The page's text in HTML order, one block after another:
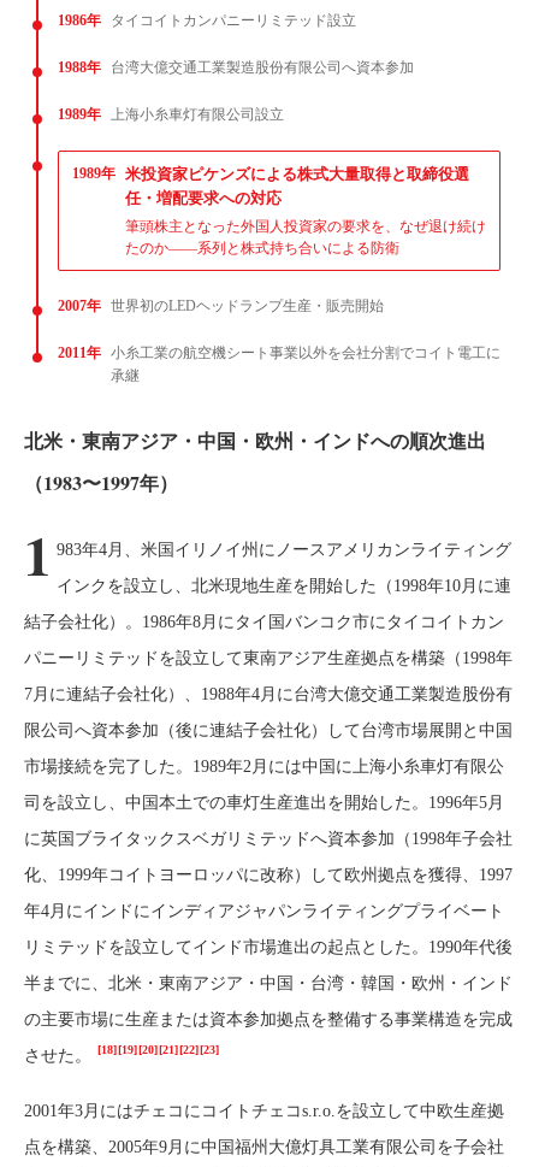
1986年 タイコイトカンパニーリミテッド設立
1988年 台湾大億交通工業製造股份有限公司へ資本参加
1989年 上海小糸車灯有限公司設立
1989年 米投資家ピケンズによる株式大量取得と取締役選
任・増配要求への対応
筆頭株主となった外国人投資家の要求を、なぜ退け続け
たのか——系列と株式持ち合いによる防衛
2007年 世界初のLEDヘッドランプ生産・販売開始
2011年 小糸工業の航空機シート事業以外を会社分割でコイト電工に
承継
北米・東南アジア・中国・欧州・インドへの順次進出
（1983〜1997年）
1 983年4月、米国イリノイ州にノースアメリカンライティング
インクを設立し、北米現地生産を開始した（1998年10月に連
結子会社化）。1986年8月にタイ国バンコク市にタイコイトカン
パニーリミテッドを設立して東南アジア生産拠点を構築（1998年
7月に連結子会社化）、1988年4月に台湾大億交通工業製造股份有
限公司へ資本参加（後に連結子会社化）して台湾市場展開と中国
市場接続を完了した。1989年2月には中国に上海小糸車灯有限公
司を設立し、中国本土での車灯生産進出を開始した。1996年5月
に英国ブライタックスベガリミテッドへ資本参加（1998年子会社
化、1999年コイトヨーロッパに改称）して欧州拠点を獲得、1997
年4月にインドにインディアジャパンライティングプライベート
リミテッドを設立してインド市場進出の起点とした。1990年代後
半までに、北米・東南アジア・中国・台湾・韓国・欧州・インド
の主要市場に生産または資本参加拠点を整備する事業構造を完成
させた。
[18][19][20][21][22][23]
2001年3月にはチェコにコイトチェコs.r.o.を設立して中欧生産拠
点を構築、2005年9月に中国福州大億灯具工業有限公司を子会社